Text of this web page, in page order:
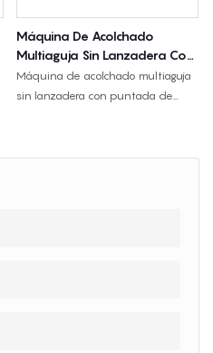
Máquina De Acolchado
Multiaguja Sin Lanzadera Con
Puntada De Cadena SAB-4W
Máquina de acolchado multiaguja
sin lanzadera con puntada de
textiles para el hogar acolchados,